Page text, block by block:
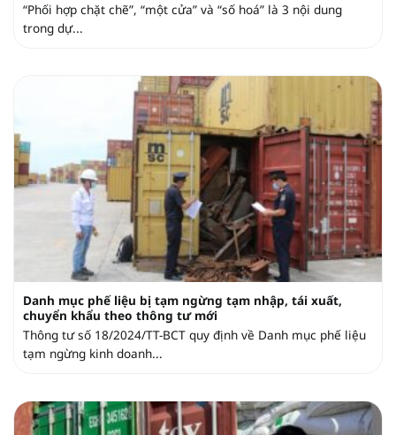
“Phối hợp chặt chẽ”, “một cửa” và “số hoá” là 3 nội dung
trong dự...
Danh mục phế liệu bị tạm ngừng tạm nhập, tái xuất,
chuyển khẩu theo thông tư mới
Thông tư số 18/2024/TT-BCT quy định về Danh mục phế liệu
tạm ngừng kinh doanh...